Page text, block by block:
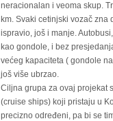
neracionalan i veoma skup.
km. Svaki cetinjski vozač
ispravio, još i manje.
kao gondole, i bez
većeg kapaciteta ( gondole
još više ubrzao.
Ciljna grupa za ovaj projekat
(cruise ships) koji pristaju u
precizno određeni, pa bi se